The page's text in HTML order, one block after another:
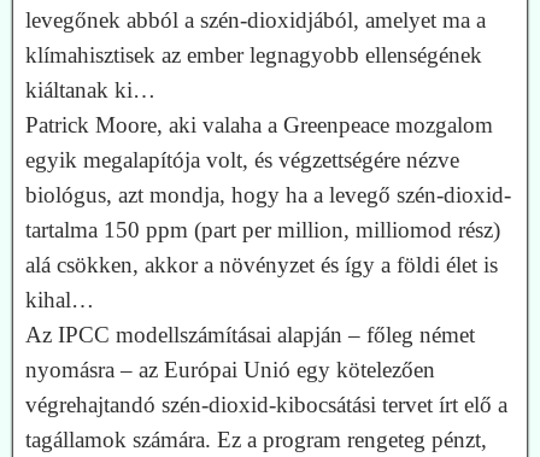
levegőnek abból a szén-dioxidjából, amelyet ma a
klímahisztisek az ember legnagyobb ellenségének
kiáltanak ki…
Patrick Moore, aki valaha a Green­peace mozgalom
egyik megalapítója volt, és végzettségére nézve
biológus, azt mondja, hogy ha a levegő szén-dioxid-
tartalma 150 ppm (part per million, milliomod rész)
alá csökken, akkor a növényzet és így a földi élet is
kihal…
Az IPCC modellszámításai alapján – főleg német
nyomásra – az Euró­pai Unió egy kötelezően
végrehajtandó szén-dioxid-kibocsátási tervet írt elő a
tagállamok számára. Ez a program rengeteg pénzt,